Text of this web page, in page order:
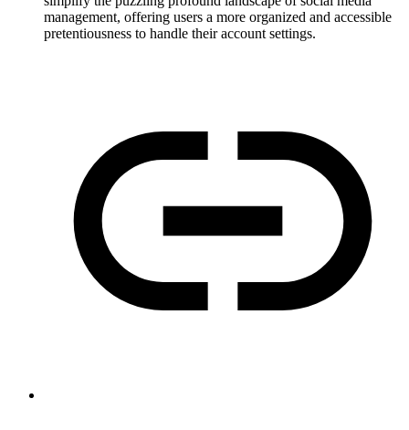
management, offering users a more organized and accessible
pretentiousness to handle their account settings.